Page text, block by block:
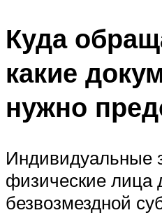
Куда
какие
нужно
Индивидуальные
физические лица
безвозмездной